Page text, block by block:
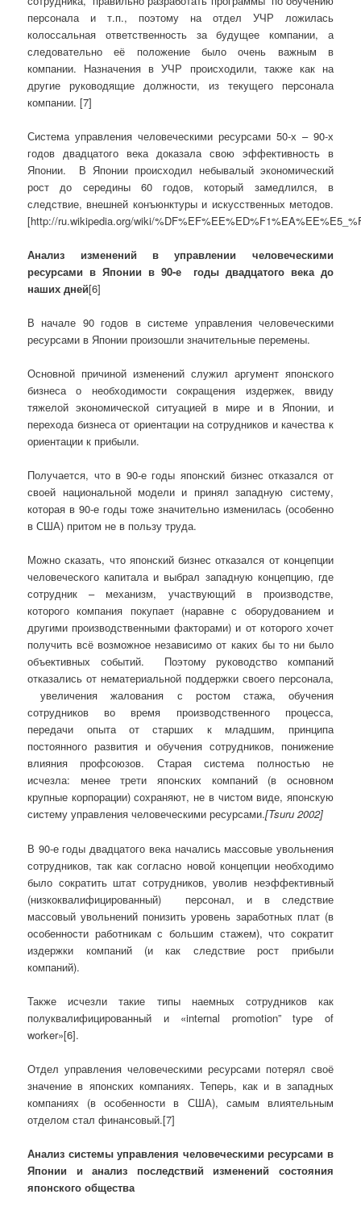
персонала и т.п., поэтому на отдел УЧР ложилась
колоссальная ответственность за будущее компании, а
следовательно её положение было очень важным в
компании. Назначения в УЧР происходили, также как на
другие руководящие должности, из текущего персонала
компании. [7]
Система управления человеческими ресурсами 50-х – 90-х
годов двадцатого века доказала свою эффективность в
Японии. В Японии происходил небывалый экономический
рост до середины 60 годов, который замедлился, в
следствие, внешней конъюнктуры и искусственных методов.
[http://ru.wikipedia.org/wiki/
Анализ изменений в управлении человеческими
ресурсами в Японии в 90-е годы двадцатого века до
наших дней[6]
В начале 90 годов в системе управления человеческими
ресурсами в Японии произошли значительные перемены.
Основной причиной изменений служил аргумент японского
бизнеса о необходимости сокращения издержек, ввиду
тяжелой экономической ситуацией в мире и в Японии, и
перехода бизнеса от ориентации на сотрудников и качества к
ориентации к прибыли.
Получается, что в 90-е годы японский бизнес отказался от
своей национальной модели и принял западную систему,
которая в 90-е годы тоже значительно изменилась (особенно
в США) притом не в пользу труда.
Можно сказать, что японский бизнес отказался от концепции
человеческого капитала и выбрал западную концепцию, где
сотрудник – механизм, участвующий в производстве,
которого компания покупает (наравне с оборудованием и
другими производственными факторами) и от которого хочет
получить всё возможное независимо от каких бы то ни было
объективных событий. Поэтому руководство компаний
отказались от нематериальной поддержки своего персонала,
увеличения жалования с ростом стажа, обучения
сотрудников во время производственного процесса,
передачи опыта от старших к младшим, принципа
постоянного развития и обучения сотрудников, понижение
влияния профсоюзов. Старая система полностью не
исчезла: менее трети японских компаний (в основном
крупные корпорации) сохраняют, не в чистом виде, японскую
систему управления человеческими ресурсами.[Tsuru 2002]
В 90-е годы двадцатого века начались массовые увольнения
сотрудников, так как согласно новой концепции необходимо
было сократить штат сотрудников, уволив неэффективный
(низкоквалифицированный) персонал, и в следствие
массовый увольнений понизить уровень заработных плат (в
особенности работникам с большим стажем), что сократит
издержки компаний (и как следствие рост прибыли
компаний).
Также исчезли такие типы наемных сотрудников как
полуквалифицированный и «internal promotion” type of
worker»[6].
Отдел управления человеческими ресурсами потерял своё
значение в японских компаниях. Теперь, как и в западных
компаниях (в особенности в США), самым влиятельным
отделом стал финансовый.[7]
Анализ системы управления человеческими ресурсами в
Японии и анализ последствий изменений состояния
японского общества